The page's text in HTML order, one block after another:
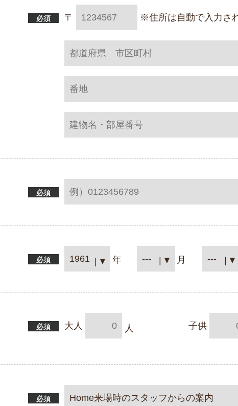
必須 〒 ※住所は自動で入力さ
必須
必須
必須 大人 子供
必須